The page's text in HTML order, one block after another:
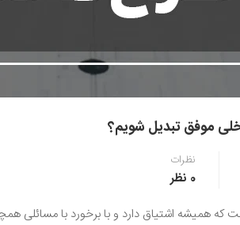
موفق تبدیل شویم؟
نظرات
0 نظر
همیشه اشتیاق دارد و با برخورد با